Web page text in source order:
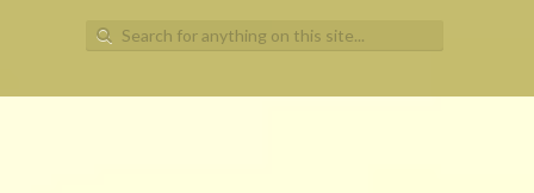
Search
for: